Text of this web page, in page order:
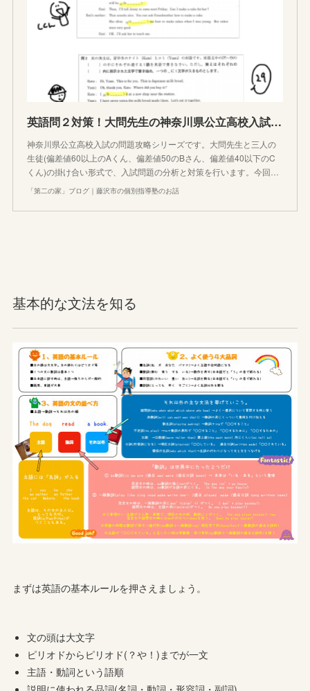
英語問２対策！大問先生の神奈川県公立高校入試学力検査問題攻略法
神奈川県公立高校入試の問題攻略シリーズです。大問先生と三人の
生徒(偏差値60以上のAくん、偏差値50のBさん、偏差値40以下のC
くん)の掛け合い形式で、入試問題の分析と対策を行います。今回…
「第二の家」ブログ｜藤沢市の個別指導塾のお話
基本的な文法を知る
まずは英語の基本ルールを押さえましょう。
文の頭は大文字
ピリオドからピリオド(？や！)までが一文
主語・動詞という語順